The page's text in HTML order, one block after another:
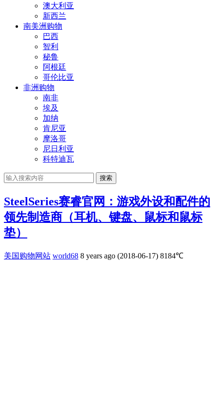
澳大利亚
新西兰
南美洲购物
巴西
智利
秘鲁
阿根廷
哥伦比亚
非洲购物
南非
埃及
加纳
肯尼亚
摩洛哥
尼日利亚
科特迪瓦
搜索
SteelSeries赛睿官网：游戏外设和配件的
领先制造商（耳机、键盘、鼠标和鼠标
垫）
美国购物网站 world68 8 years ago (2018-06-17) 8184℃